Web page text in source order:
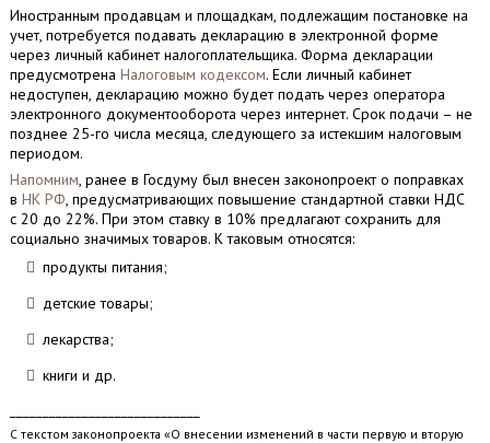
Иностранным продавцам и площадкам, подлежащим постановке на
учет, потребуется подавать декларацию в электронной форме
через личный кабинет налогоплательщика. Форма декларации
предусмотрена Налоговым кодексом. Если личный кабинет
недоступен, декларацию можно будет подать через оператора
электронного документооборота через интернет. Срок подачи – не
позднее 25-го числа месяца, следующего за истекшим налоговым
периодом.
Напомним, ранее в Госдуму был внесен законопроект о поправках
в НК РФ, предусматривающих повышение стандартной ставки НДС
с 20 до 22%. При этом ставку в 10% предлагают сохранить для
социально значимых товаров. К таковым относятся:
продукты питания;
детские товары;
лекарства;
книги и др.
С текстом законопроекта «О внесении изменений в части первую и вторую